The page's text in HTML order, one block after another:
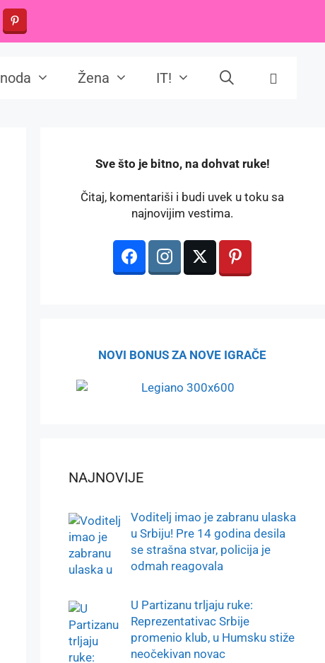
Žena IT!
️Sve što je bitno, na dohvat ruke!
Čitaj, komentariši i budi uvek u toku sa
najnovijim vestima.
NOVI BONUS ZA NOVE IGRAČE
NAJNOVIJE
Voditelj imao je zabranu ulaska
u Srbiju! Pre 14 godina desila
se strašna stvar, policija je
odmah reagovala
U Partizanu trljaju ruke:
Reprezentativac Srbije
promenio klub, u Humsku stiže
neočekivan novac